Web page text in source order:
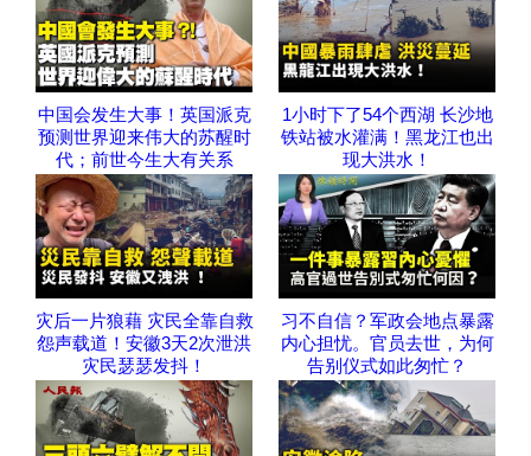
中国会发生大事！英国派克
预测世界迎来伟大的苏醒时
代；前世今生大有关系
1小时下了54个西湖 长沙地
铁站被水灌满！黑龙江也出
现大洪水！
灾后一片狼藉 灾民全靠自救
怨声载道！安徽3天2次泄洪
灾民瑟瑟发抖！
习不自信？军政会地点暴露
内心担忧。官员去世，为何
告别仪式如此匆忙？